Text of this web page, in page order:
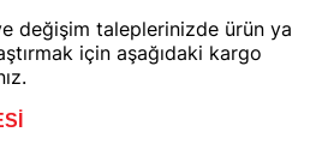
değişim taleplerinizde ürün ya
için aşağıdaki kargo